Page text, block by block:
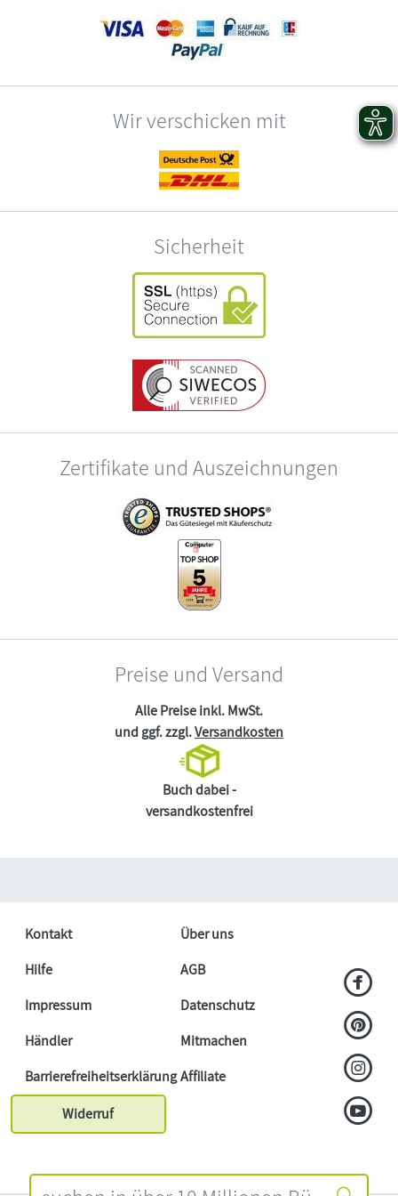
Wir verschicken mit
Sicherheit
Zertifikate und Auszeichnungen
Preise und Versand
Alle Preise inkl. MwSt.
und ggf. zzgl.Versandkosten
Buch dabei -
versandkostenfrei
Kontakt
Über uns
Hilfe
AGB
Impressum
Datenschutz
Händler
Mitmachen
BarrierefreiheitserklärungAffiliate
Widerruf